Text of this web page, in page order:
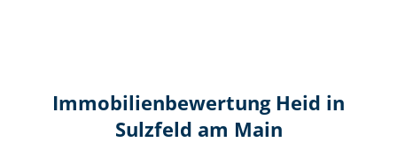
Immobilien­bewertung Heid in
Sulzfeld am Main